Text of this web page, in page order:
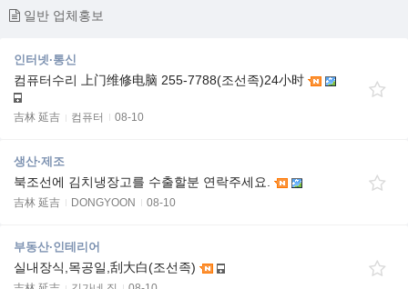
일반 업체홍보
인터넷·통신
컴퓨터수리 上门维修电脑 255-7788(조선족)24小时
吉林 延吉 컴퓨터 08-10
생산·제조
북조선에 김치냉장고를 수출할분 연락주세요.
吉林 延吉 DONGYOON 08-10
부동산·인테리어
실내장식,목공일,刮大白(조선족)